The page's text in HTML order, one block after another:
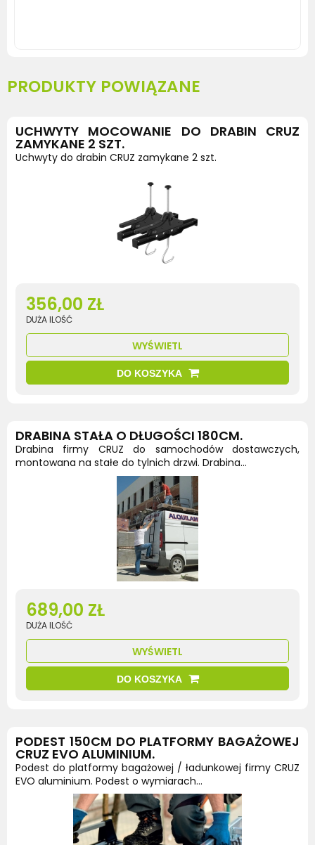
PRODUKTY POWIĄZANE
UCHWYTY MOCOWANIE DO DRABIN CRUZ
ZAMYKANE 2 SZT.
Uchwyty do drabin CRUZ zamykane 2 szt.
356,00 ZŁ
DUŻA ILOŚĆ
WYŚWIETL
DO KOSZYKA
DRABINA STAŁA O DŁUGOŚCI 180CM.
Drabina firmy CRUZ do samochodów dostawczych,
montowana na stałe do tylnich drzwi. Drabina...
689,00 ZŁ
DUŻA ILOŚĆ
WYŚWIETL
DO KOSZYKA
PODEST 150CM DO PLATFORMY BAGAŻOWEJ
CRUZ EVO ALUMINIUM.
Podest do platformy bagażowej / ładunkowej firmy CRUZ
EVO aluminium. Podest o wymiarach...